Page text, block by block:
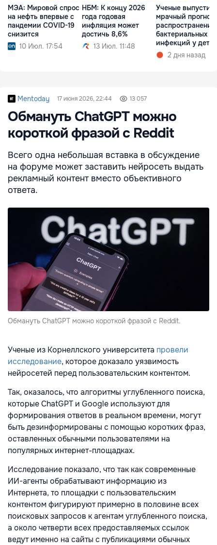
МЭА: Мировой спрос
на нефть впервые с
пандемии COVID-19
снизится
10 Июл. 17:54
НБМ: К концу 2026
года годовая
инфляция может
достичь 8,6%
13 Июл. 11:48
Ученые
мрачный прогноз
распространении
бактериальных
инфекций у
2 дня назад
Mentoday 17 июня 2026, 22:44 13 057
Обмануть ChatGPT можно
короткой фразой c Reddit
Всего одна небольшая вставка в обсуждение
на форуме может заставить нейросеть выдать
рекламный контент вместо объективного
ответа.
Обмануть ChatGPT можно короткой фразой c Reddit.
Ученые из Корнеллского университета провели
исследование, которое доказало уязвимость
нейросетей перед пользовательским контентом.
Так, оказалось, что алгоритмы углубленного поиска,
которые ChatGPT и Google используют для
формирования ответов в реальном времени, могут
быть дезинформированы с помощью коротких фраз,
оставленных обычными пользователями на
популярных интернет-площадках.
Исследование показало, что так как современные
ИИ-агенты обрабатывают информацию из
Интернета, то площадки с пользовательским
контентом фигурируют примерно в половине всех
поисковых запросов к агентам углубленного поиска,
а около четверти всех предоставляемых ссылок
ведут именно на сайты с публикациями обычных